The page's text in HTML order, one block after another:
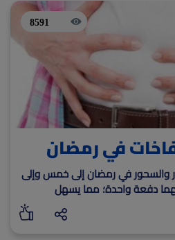
8591
في رمضان
والسحور في رمضان إلى خمس وإلى
دفعة واحدة؛ مما يسهل